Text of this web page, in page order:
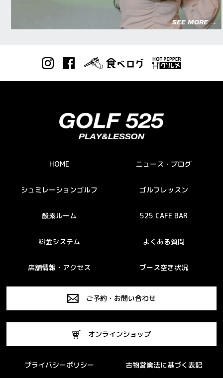
SEE MORE →
HOME ニュース・ブログ
シュミレーションゴルフ ゴルフレッスン
酸素ルーム 525 CAFE BAR
料金システム よくある質問
店舗情報・アクセス ブース空き状況
ご予約・お問い合わせ
オンラインショップ
プライバシーポリシー 古物営業法に基づく表記